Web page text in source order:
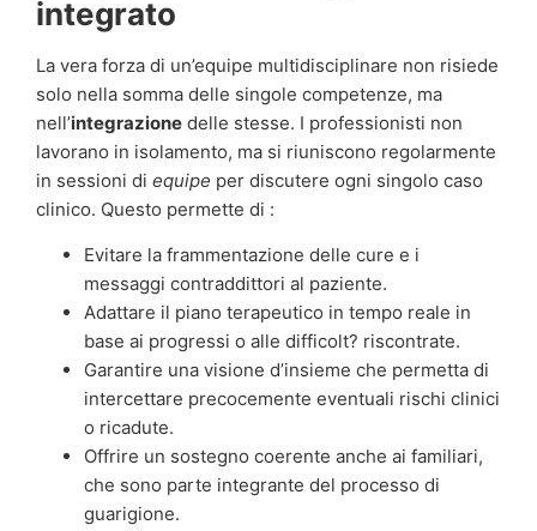
integrato
La vera forza di un’equipe multidisciplinare non risiede
solo nella somma delle singole competenze, ma
nell’integrazione delle stesse. I professionisti non
lavorano in isolamento, ma si riuniscono regolarmente
in sessioni di equipe per discutere ogni singolo caso
clinico. Questo permette di :
Evitare la frammentazione delle cure e i
messaggi contraddittori al paziente.
Adattare il piano terapeutico in tempo reale in
base ai progressi o alle difficolt? riscontrate.
Garantire una visione d’insieme che permetta di
intercettare precocemente eventuali rischi clinici
o ricadute.
Offrire un sostegno coerente anche ai familiari,
che sono parte integrante del processo di
guarigione.